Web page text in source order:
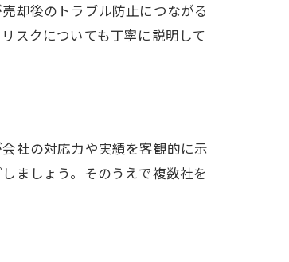
却後のトラブル防止につながる
スクについても丁寧に説明して
社の対応力や実績を客観的に示
ましょう。そのうえで複数社を